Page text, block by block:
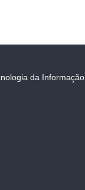
da Informação